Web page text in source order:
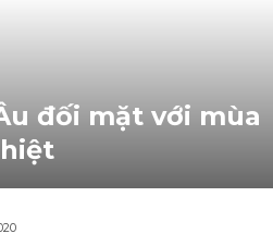
đối mặt với mùa